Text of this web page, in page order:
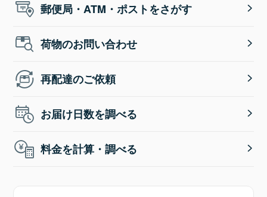
郵便局・ATM・ポストをさがす
荷物のお問い合わせ
再配達のご依頼
お届け日数を調べる
料金を計算・調べる